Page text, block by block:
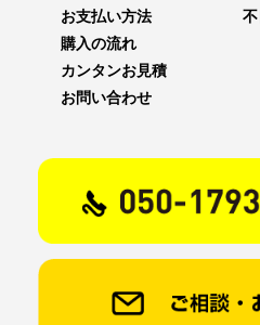
お支払い方法
購入の流れ
カンタンお見積
お問い合わせ